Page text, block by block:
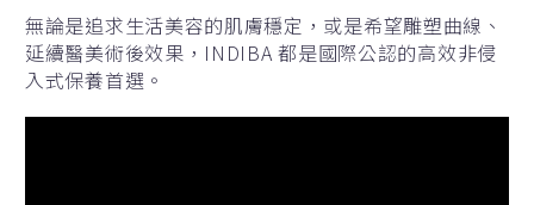
無論是追求生活美容的肌膚穩定，或是希望雕塑曲線、
延續醫美術後效果，INDIBA 都是國際公認的高效非侵
入式保養首選。